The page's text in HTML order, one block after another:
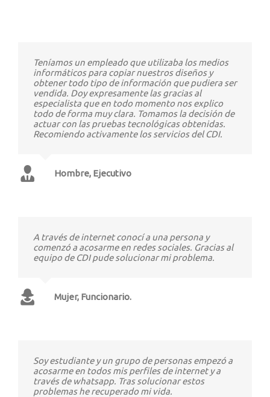
Teníamos un empleado que utilizaba los medios
informáticos para copiar nuestros diseños y
obtener todo tipo de información que pudiera ser
vendida. Doy expresamente las gracias al
especialista que en todo momento nos explico
todo de forma muy clara. Tomamos la decisión de
actuar con las pruebas tecnológicas obtenidas.
Recomiendo activamente los servicios del CDI.
Hombre, Ejecutivo
A través de internet conocí a una persona y
comenzó a acosarme en redes sociales. Gracias al
equipo de CDI pude solucionar mi problema.
Mujer, Funcionario.
Soy estudiante y un grupo de personas empezó a
acosarme en todos mis perfiles de internet y a
través de whatsapp. Tras solucionar estos
problemas he recuperado mi vida.